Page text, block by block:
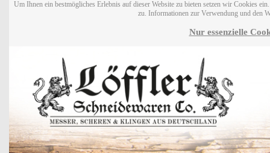
Um Ihnen ein bestmögliches Erlebnis auf dieser Website zu bieten setzen wir Cookies
zu. Informationen zur Verwendung und den
Nur essenzielle